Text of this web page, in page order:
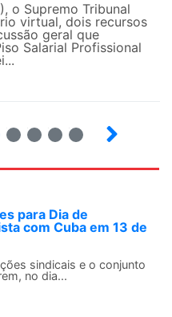
o Supremo Tribunal
virtual, dois recursos
geral que
Salarial Profissional
para Dia de
com Cuba em 13 de
sindicais e o conjunto
no dia...